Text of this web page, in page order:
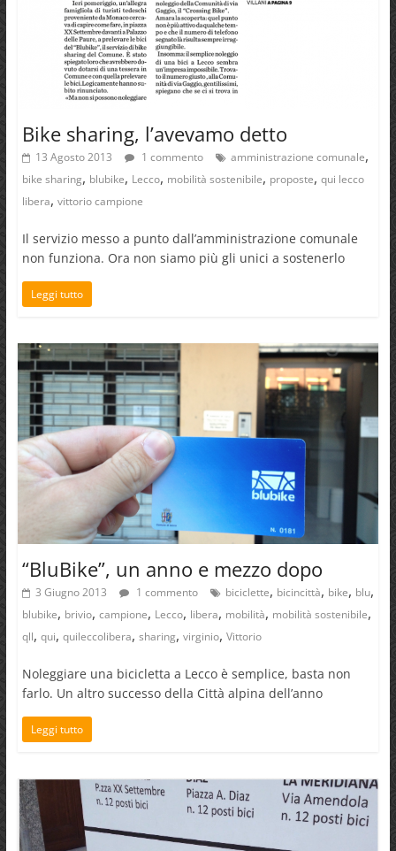
Bike sharing, l’avevamo detto
13 Agosto 2013 1 commento amministrazione comunale,
bike sharing, blubike, Lecco, mobilità sostenibile, proposte, qui lecco
libera, vittorio campione
Il servizio messo a punto dall’amministrazione comunale
non funziona. Ora non siamo più gli unici a sostenerlo
Leggi tutto
“BluBike”, un anno e mezzo dopo
3 Giugno 2013 1 commento biciclette, bicincittà, bike, blu,
blubike, brivio, campione, Lecco, libera, mobilità, mobilità sostenibile,
qll, qui, quileccolibera, sharing, virginio, Vittorio
Noleggiare una bicicletta a Lecco è semplice, basta non
farlo. Un altro successo della Città alpina dell’anno
Leggi tutto